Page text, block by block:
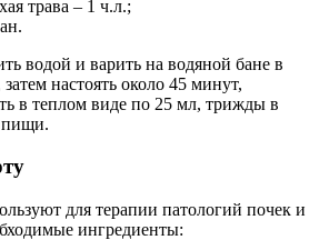
трава – 1 ч.л.;
водой и варить на водяной бане в
затем настоять около 45 минут,
в теплом виде по 25 мл, трижды в
пищи.
для терапии патологий почек и
ингредиенты: